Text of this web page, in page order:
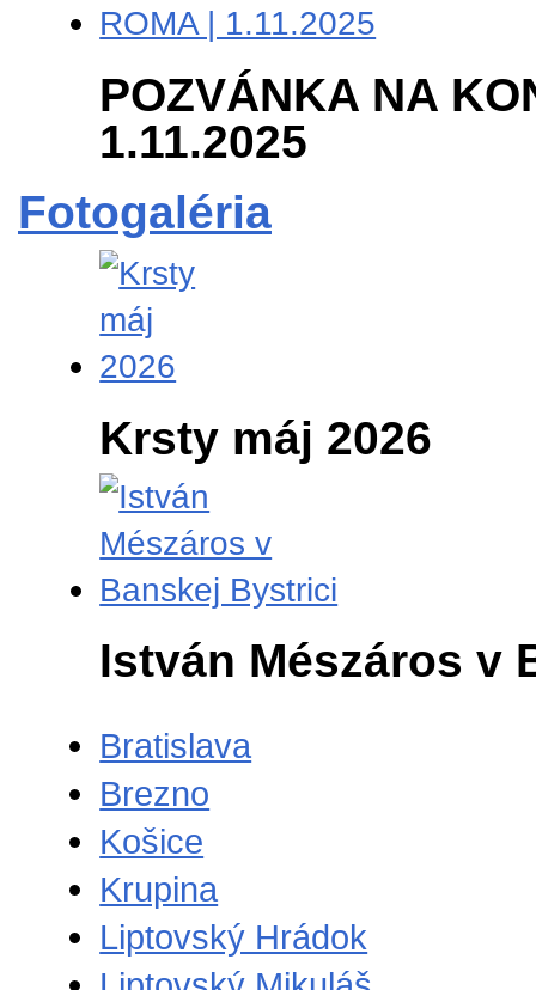
POZVÁNKA NA
1.11.2025
Fotogaléria
Krsty máj 2026
István Mészáros v
Bratislava
Brezno
Košice
Krupina
Liptovský Hrádok